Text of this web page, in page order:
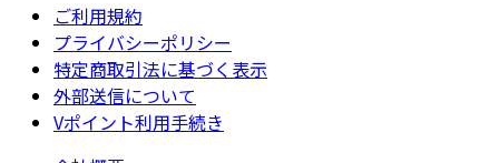
ご利用規約
プライバシーポリシー
特定商取引法に基づく表示
外部送信について
Vポイント利用手続き